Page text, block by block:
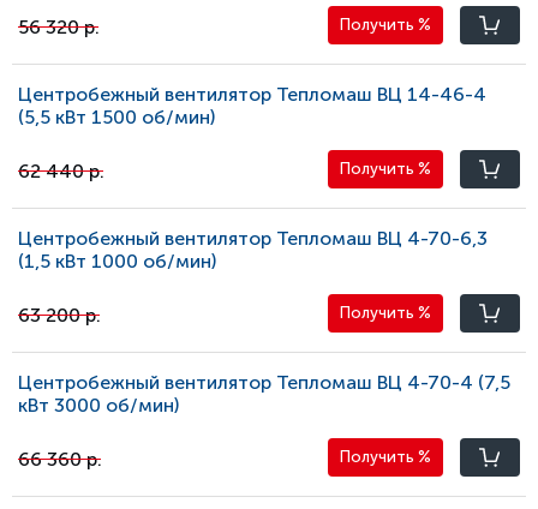
56 320 р. Получить %
Центробежный вентилятор Тепломаш ВЦ 14-46-4
(5,5 кВт 1500 oб/мин)
62 440 р. Получить %
Центробежный вентилятор Тепломаш ВЦ 4-70-6,3
(1,5 кВт 1000 oб/мин)
63 200 р. Получить %
Центробежный вентилятор Тепломаш ВЦ 4-70-4 (7,5
кВт 3000 oб/мин)
66 360 р. Получить %